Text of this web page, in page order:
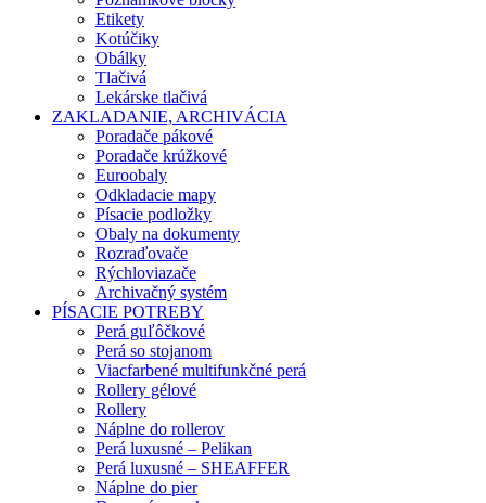
Etikety
Kotúčiky
Obálky
Tlačivá
Lekárske tlačivá
ZAKLADANIE, ARCHIVÁCIA
Poradače pákové
Poradače krúžkové
Euroobaly
Odkladacie mapy
Písacie podložky
Obaly na dokumenty
Rozraďovače
Rýchloviazače
Archivačný systém
PÍSACIE POTREBY
Perá guľôčkové
Perá so stojanom
Viacfarbené multifunkčné perá
Rollery gélové
Rollery
Náplne do rollerov
Perá luxusné – Pelikan
Perá luxusné – SHEAFFER
Náplne do pier